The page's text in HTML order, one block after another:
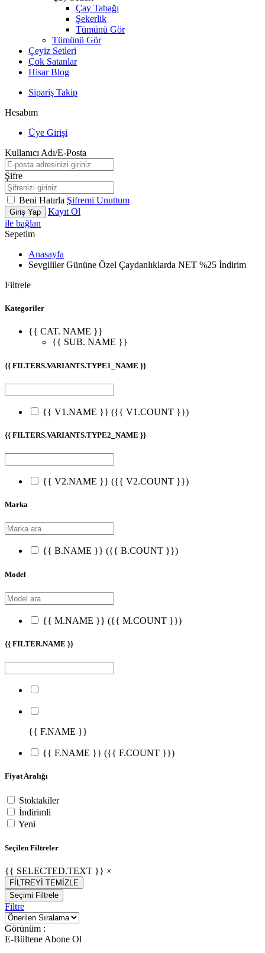
Çay Tabağı
Şekerlik
Tümünü Gör
Tümünü Gör
Çeyiz Setleri
Çok Satanlar
Hisar Blog
Sipariş Takip
Hesabım
Üye Girişi
Kullanıcı Adı/E-Posta
Şifre
Beni Hatırla Şifremi Unuttum
Giriş Yap
Kayıt Ol
ile bağlan
Sepetim
Anasayfa
Sevgililer Gününe Özel Çaydanlıklarda NET %25 İndirim
Filtrele
Kategoriler
{{ CAT. NAME }}
{{ SUB. NAME }}
{{ FILTERS.VARIANTS.TYPE1_NAME }}
{{ V1.NAME }} ({{ V1.COUNT }})
{{ FILTERS.VARIANTS.TYPE2_NAME }}
{{ V2.NAME }} ({{ V2.COUNT }})
Marka
{{ B.NAME }} ({{ B.COUNT }})
Model
{{ M.NAME }} ({{ M.COUNT }})
{{ FILTER.NAME }}
{{ F.NAME }}
{{ F.NAME }} ({{ F.COUNT }})
Fiyat Aralığı
Stoktakiler
İndirimli
Yeni
Seçilen Filtreler
{{ SELECTED.TEXT }} ×
FİLTREYİ TEMİZLE
Seçimi Filtrele
Filtre
Görünüm :
E-Bültene Abone Ol